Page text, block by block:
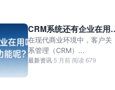
CRM系统还有企业在用
吗？主要是哪些功能呢
在现代商业环境中，客户关
系管理（CRM）...
最新资讯·5 月前·阅读 679